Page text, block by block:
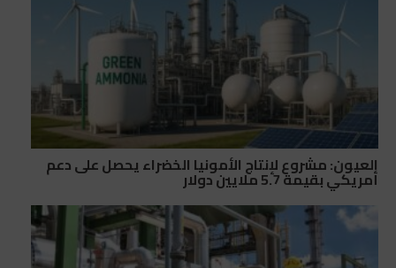
العيون: مشروع لإنتاج الأمونيا الخضراء يحصل على دعم
أمريكي بقيمة 5.7 ملايين دولار